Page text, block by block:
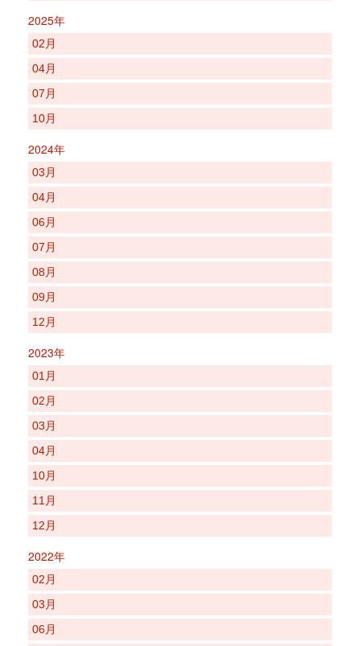
2025年
02月
04月
07月
10月
2024年
03月
04月
06月
07月
08月
09月
12月
2023年
01月
02月
03月
04月
10月
11月
12月
2022年
02月
03月
06月